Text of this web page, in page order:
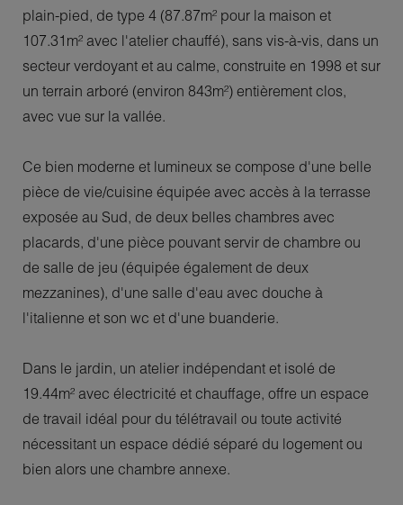
plain-pied, de type 4 (87.87m² pour la maison et
107.31m² avec l'atelier chauffé), sans vis-à-vis, dans un
secteur verdoyant et au calme, construite en 1998 et sur
un terrain arboré (environ 843m²) entièrement clos,
avec vue sur la vallée.
Ce bien moderne et lumineux se compose d'une belle
pièce de vie/cuisine équipée avec accès à la terrasse
exposée au Sud, de deux belles chambres avec
placards, d'une pièce pouvant servir de chambre ou
de salle de jeu (équipée également de deux
mezzanines), d'une salle d'eau avec douche à
l'italienne et son wc et d'une buanderie.
Dans le jardin, un atelier indépendant et isolé de
19.44m² avec électricité et chauffage, offre un espace
de travail idéal pour du télétravail ou toute activité
nécessitant un espace dédié séparé du logement ou
bien alors une chambre annexe.